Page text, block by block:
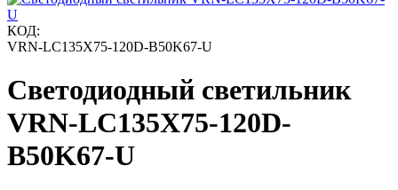
КОД:
VRN-LC135X75-120D-B50K67-U
Светодиодный светильник
VRN-LC135X75-120D-
B50K67-U